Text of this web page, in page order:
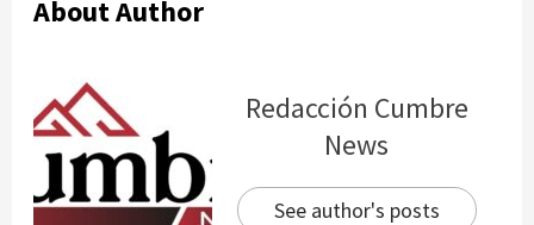
About Author
Redacción Cumbre
News
See author's posts